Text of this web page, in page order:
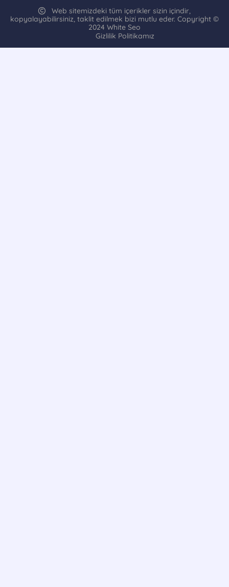
Web sitemizdeki tüm içerikler sizin içindir,
kopyalayabilirsiniz, taklit edilmek bizi mutlu eder. Copyright ©
2024 White Seo
Gizlilik Politikamız